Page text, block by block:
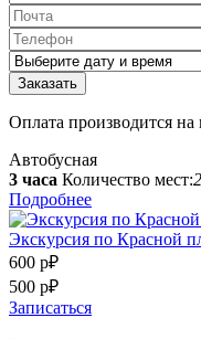
Оплата производится на
Автобусная
3 часа Количество мест:
Подробнее
Экскурсия по Красной
600 р₽
500 р₽
Записаться